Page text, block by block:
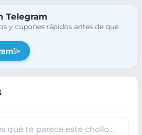
Telegram
y cupones rápidos antes de que
qué te parece este chollo…